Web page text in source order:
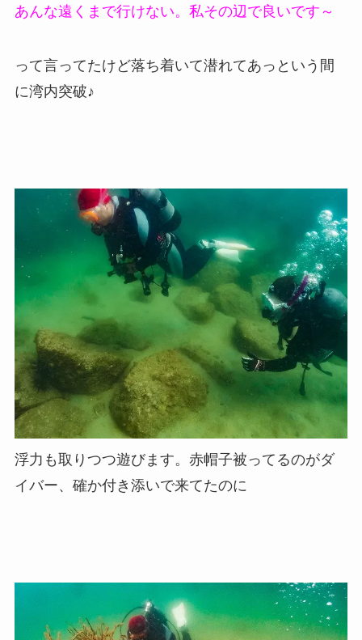
あんな遠くまで行けない。私その辺で良いです～
って言ってたけど落ち着いて潜れてあっという間
に湾内突破♪
浮力も取りつつ遊びます。赤帽子被ってるのがダ
イバー、確か付き添いで来てたのに